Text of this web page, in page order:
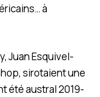
à
Juan Esquivel-
sirotaient une
été austral 2019-